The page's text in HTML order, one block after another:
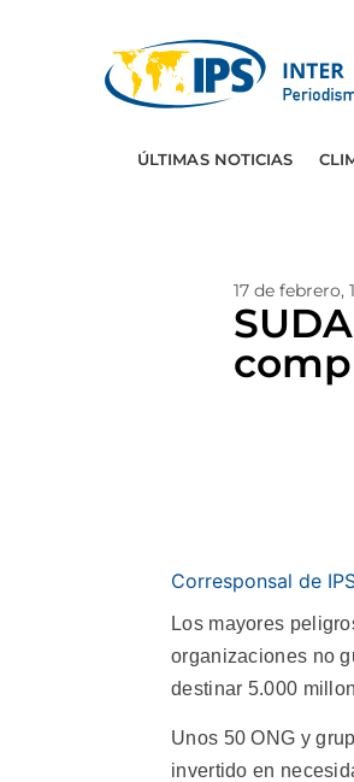
ÚLTIMAS NOTICIAS
17 de febrero,
Corresponsal de
Los mayores
organizaciones no
destinar 5.000
Unos 50 ONG y
invertido en